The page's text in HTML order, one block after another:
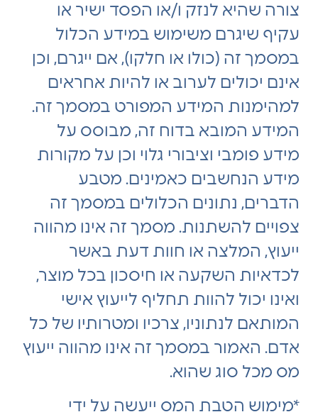
צורה שהיא לנזק ו/או הפסד ישיר או
עקיף שיגרם משימוש במידע הכלול
במסמך זה (כולו או חלקו), אם ייגרם, וכן
אינם יכולים לערוב או להיות אחראים
למהימנות המידע המפורט במסמך זה.
המידע המובא בדוח זה, מבוסס על
מידע פומבי וציבורי גלוי וכן על מקורות
מידע הנחשבים כאמינים. מטבע
הדברים, נתונים הכלולים במסמך זה
צפויים להשתנות. מסמך זה אינו מהווה
ייעוץ, המלצה או חוות דעת באשר
לכדאיות השקעה או חיסכון בכל מוצר,
ואינו יכול להוות תחליף לייעוץ אישי
המותאם לנתוניו, צרכיו ומטרותיו של כל
אדם. האמור במסמך זה אינו מהווה ייעוץ
מס מכל סוג שהוא.
*מימוש הטבת המס ייעשה על ידי